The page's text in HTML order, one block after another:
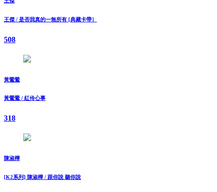
王傑 / 是否我真的一無所有 [典藏卡帶］
508
黃鶯鶯
黃鶯鶯 / 紅伶心事
318
陳淑樺
[K2系列] 陳淑樺 / 跟你說 聽你說